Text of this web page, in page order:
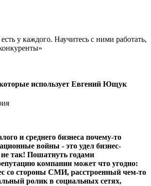
у каждого. Научитесь с ними работать,
использует Евгений Ющук
и среднего бизнеса почему-то
войны - это удел бизнес-
так! Пошатнуть годами
компании может что угодно:
со стороны СМИ, расстроенный чем-то
ролик в социальных сетях,